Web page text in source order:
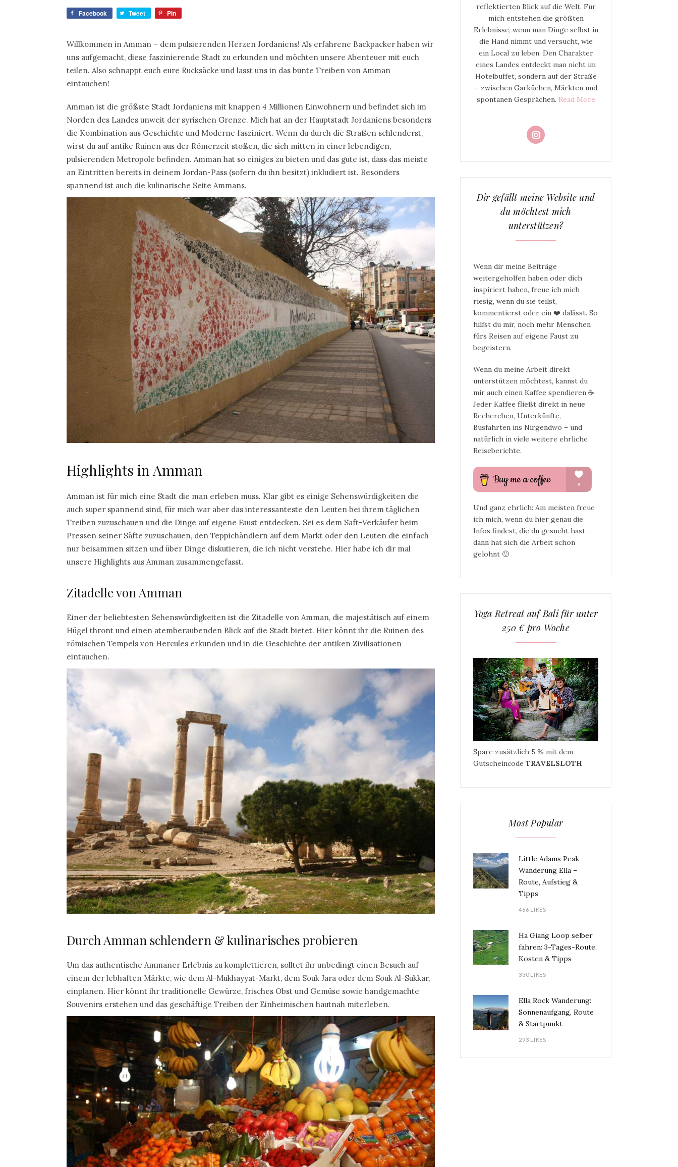
Facebook Tweet Pin
Willkommen in Amman – dem pulsierenden Herzen Jordaniens! Als erfahrene Backpacker haben wir
uns aufgemacht, diese faszinierende Stadt zu erkunden und möchten unsere Abenteuer mit euch
teilen. Also schnappt euch eure Rucksäcke und lasst uns in das bunte Treiben von Amman
eintauchen!
Amman ist die größste Stadt Jordaniens mit knappen 4 Millionen Einwohnern und befindet sich im
Norden des Landes unweit der syrischen Grenze. Mich hat an der Hauptstadt Jordaniens besonders
die Kombination aus Geschichte und Moderne fasziniert. Wenn du durch die Straßen schlenderst,
wirst du auf antike Ruinen aus der Römerzeit stoßen, die sich mitten in einer lebendigen,
pulsierenden Metropole befinden. Amman hat so einiges zu bieten und das gute ist, dass das meiste
an Eintritten bereits in deinem Jordan-Pass (sofern du ihn besitzt) inkludiert ist. Besonders
spannend ist auch die kulinarische Seite Ammans.
Highlights in Amman
Amman ist für mich eine Stadt die man erleben muss. Klar gibt es einige Sehenswürdigkeiten die
auch super spannend sind, für mich war aber das interessanteste den Leuten bei ihrem täglichen
Treiben zuzuschauen und die Dinge auf eigene Faust entdecken. Sei es dem Saft-Verkäufer beim
Pressen seiner Säfte zuzuschauen, den Teppichändlern auf dem Markt oder den Leuten die einfach
nur beisammen sitzen und über Dinge diskutieren, die ich nicht verstehe. Hier habe ich dir mal
unsere Highlights aus Amman zusammengefasst.
Zitadelle von Amman
Einer der beliebtesten Sehenswürdigkeiten ist die Zitadelle von Amman, die majestätisch auf einem
Hügel thront und einen atemberaubenden Blick auf die Stadt bietet. Hier könnt ihr die Ruinen des
römischen Tempels von Hercules erkunden und in die Geschichte der antiken Zivilisationen
eintauchen.
Durch Amman schlendern & kulinarisches probieren
Um das authentische Ammaner Erlebnis zu komplettieren, solltet ihr unbedingt einen Besuch auf
einem der lebhaften Märkte, wie dem Al-Mukhayyat-Markt, dem Souk Jara oder dem Souk Al-Sukkar,
einplanen. Hier könnt ihr traditionelle Gewürze, frisches Obst und Gemüse sowie handgemachte
Souvenirs erstehen und das geschäftige Treiben der Einheimischen hautnah miterleben.
reflektierten Blick auf die Welt. Für
mich entstehen die größten
Erlebnisse, wenn man Dinge selbst in
die Hand nimmt und versucht, wie
ein Local zu leben. Den Charakter
eines Landes entdeckt man nicht im
Hotelbuffet, sondern auf der Straße
– zwischen Garküchen, Märkten und
spontanen Gesprächen. Read More
Dir gefällt meine Website und
du möchtest mich
unterstützen?
Wenn dir meine Beiträge
weitergeholfen haben oder dich
inspiriert haben, freue ich mich
riesig, wenn du sie teilst,
kommentierst oder ein ❤️ dalässt. So
hilfst du mir, noch mehr Menschen
fürs Reisen auf eigene Faust zu
begeistern.
Wenn du meine Arbeit direkt
unterstützen möchtest, kannst du
mir auch einen Kaffee spendieren ☕
Jeder Kaffee fließt direkt in neue
Recherchen, Unterkünfte,
Busfahrten ins Nirgendwo – und
natürlich in viele weitere ehrliche
Reiseberichte.
Und ganz ehrlich: Am meisten freue
ich mich, wenn du hier genau die
Infos findest, die du gesucht hast –
dann hat sich die Arbeit schon
gelohnt 🙂
Yoga Retreat auf Bali für unter
250 € pro Woche
Spare zusätzlich 5 % mit dem
Gutscheincode TRAVELSLOTH
Most Popular
Little Adams Peak
Wanderung Ella –
Route, Aufstieg &
Tipps
466 LIKES
Ha Giang Loop selber
fahren: 3-Tages-Route,
Kosten & Tipps
330 LIKES
Ella Rock Wanderung:
Sonnenaufgang, Route
& Startpunkt
293 LIKES